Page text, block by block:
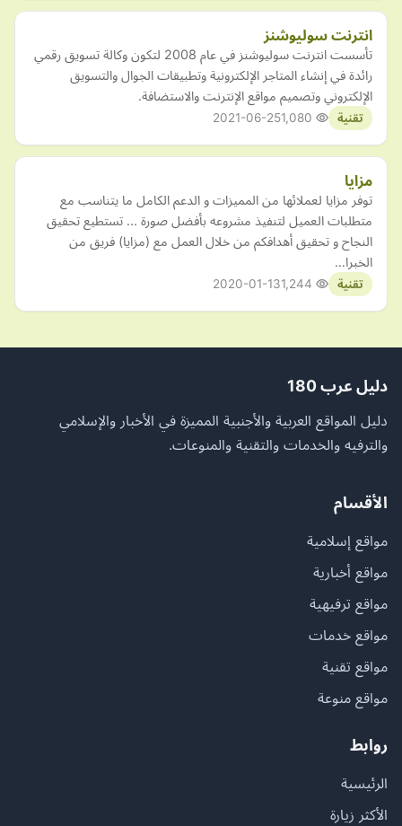
انترنت سوليوشنز
تأسست انترنت سوليوشنز في عام 2008 لتكون وكالة تسويق رقمي
رائدة في إنشاء المتاجر الإلكترونية وتطبيقات الجوال والتسويق
الإلكتروني وتصميم مواقع الإنترنت والاستضافة.
تقنية 2021-06-25
مزايا
توفر مزايا لعملائها من المميزات و الدعم الكامل ما يتناسب مع
متطلبات العميل لتنفيذ مشروعه بأفضل صورة ... تستطيع تحقيق
النجاح و تحقيق أهدافكم من خلال العمل مع (مزايا) فريق من
الخبرا…
تقنية 2020-01-13
دليل عرب 180
دليل المواقع العربية والأجنبية المميزة في الأخبار والإسلامي
والترفيه والخدمات والتقنية والمنوعات.
الأقسام
مواقع إسلامية
مواقع أخبارية
مواقع ترفيهية
مواقع خدمات
مواقع تقنية
مواقع منوعة
روابط
الرئيسية
الأكثر زيارة